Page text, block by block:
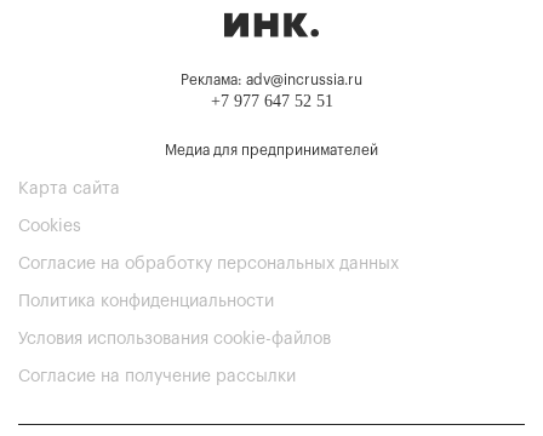
Реклама: adv@incrussia.ru
+7 977 647 52 51
Медиа для предпринимателей
Карта сайта
Cookies
Согласие на обработку персональных данных
Политика конфиденциальности
Условия использования cookie-файлов
Согласие на получение рассылки